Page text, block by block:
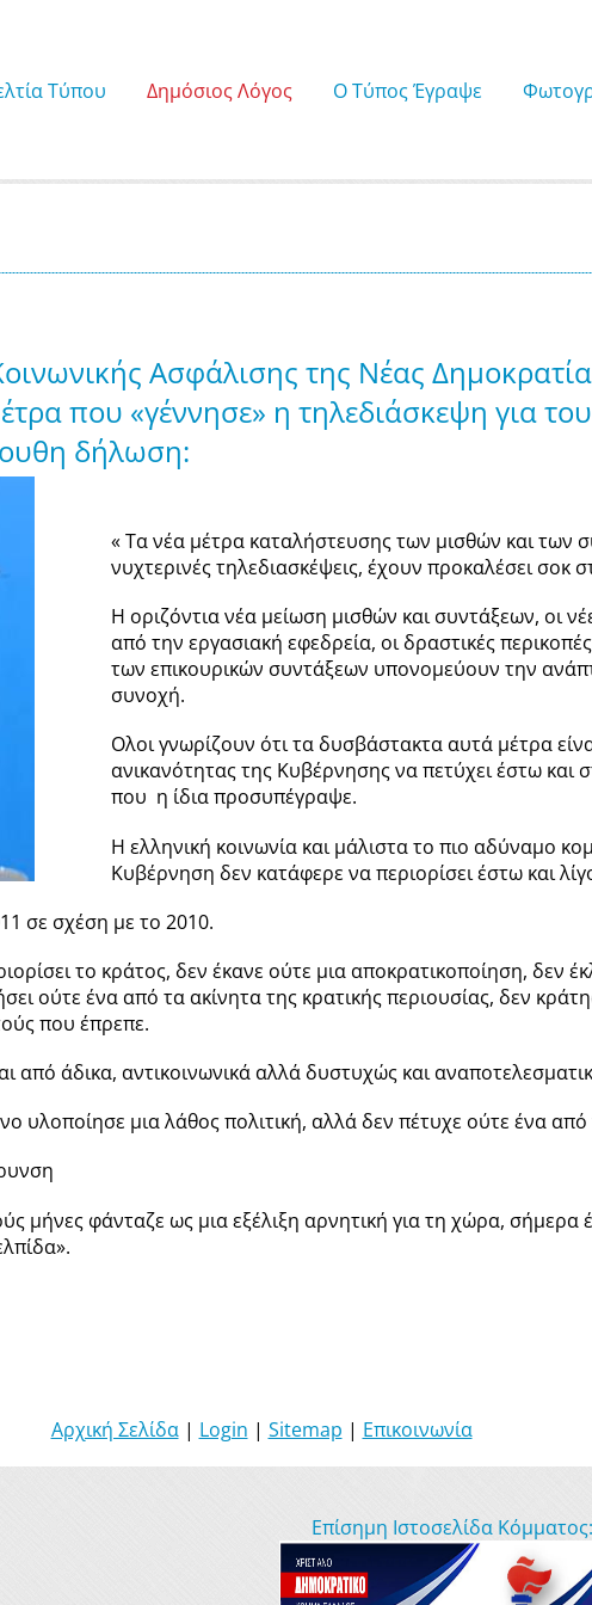
Τύπου Δημόσιος Λόγος Ο Τύπος Έγραψε
Ασφάλισης της Νέας
που «γέννησε» η τηλεδιάσκεψη για
δήλωση:
« Τα νέα μέτρα καταλήστευσης των μισθών και των
νυχτερινές τηλεδιασκέψεις, έχουν προκαλέσει σοκ
Η οριζόντια νέα μείωση μισθών και συντάξεων, οι
από την εργασιακή εφεδρεία, οι δραστικές
των επικουρικών συντάξεων υπονομεύουν την
συνοχή.
Ολοι γνωρίζουν ότι τα δυσβάστακτα αυτά μέτρα
ανικανότητας της Κυβέρνησης να πετύχει έστω
που η ίδια προσυπέγραψε.
Η ελληνική κοινωνία και μάλιστα το πιο αδύναμο
Κυβέρνηση δεν κατάφερε να περιορίσει έστω και
σε σχέση με το 2010.
το κράτος, δεν έκανε ούτε μια αποκρατικοποίηση, δεν
ούτε ένα από τα ακίνητα της κρατικής περιουσίας, δεν
που έπρεπε.
από άδικα, αντικοινωνικά αλλά δυστυχώς και
υλοποίησε μια λάθος πολιτική, αλλά δεν πέτυχε ούτε ένα από
μήνες φάνταζε ως μια εξέλιξη αρνητική για τη χώρα, σήμερα
Αρχική Σελίδα| Login | Sitemap | Επικοινωνία
Επίσημη Ιστοσελίδα Κόμματος: